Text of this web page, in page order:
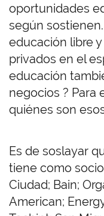
oportunidades
según
educación libre
privados en el
educación
negocios ? Para
quiénes son
Es de soslayar
tiene como
Ciudad; Bain;
American;